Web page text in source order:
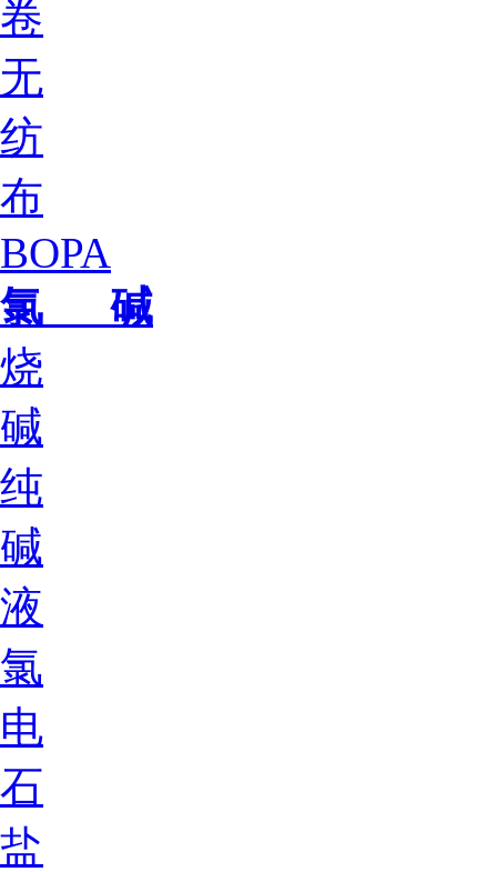
卷
无
纺
布
BOPA
氯 碱
烧
碱
纯
碱
液
氯
电
石
盐